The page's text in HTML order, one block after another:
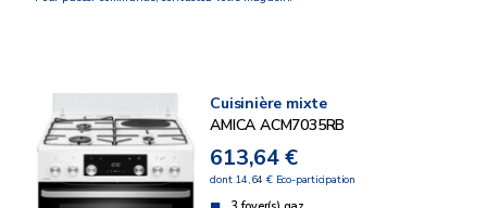
Cuisinière mixte
AMICA ACM7035RB
613,64 €
dont 14,64 € Eco-participation